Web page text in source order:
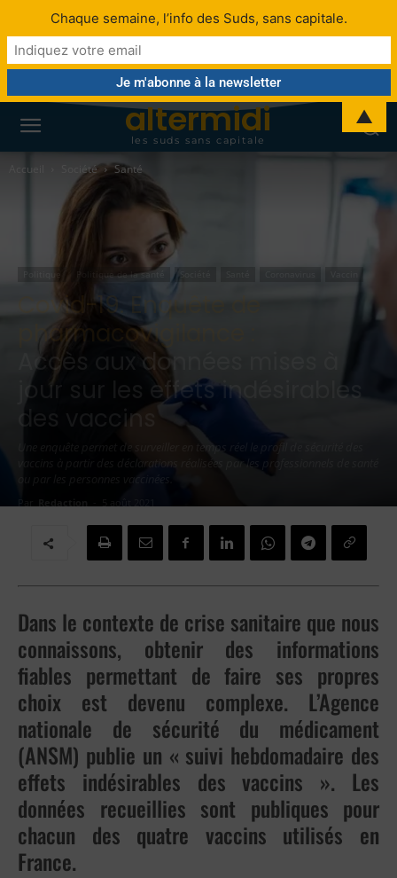
altermidi
les suds sans capitale
Accueil Société Santé
Politique de la santé
Covid-19. Enquête de
pharmacovigilance :
Accès aux données mises à
jour sur les effets indésirables
des vaccins
Une enquête permet de surveiller en temps réel le profil de sécurité des
vaccins à partir des déclarations réalisées par les professionnels de santé
ou par les personnes vaccinées.
Dans le contexte de crise sanitaire que nous
connaissons, obtenir des informations
fiables permettant de faire ses propres
choix est devenu complexe. L’Agence
nationale de sécurité du médicament
(ANSM) publie un « suivi hebdomadaire des
effets indésirables des vaccins ». Les
données recueillies sont publiques pour
chacun des quatre vaccins utilisés en
France.
Chaque semaine, l’info des Suds, sans capitale.
▲